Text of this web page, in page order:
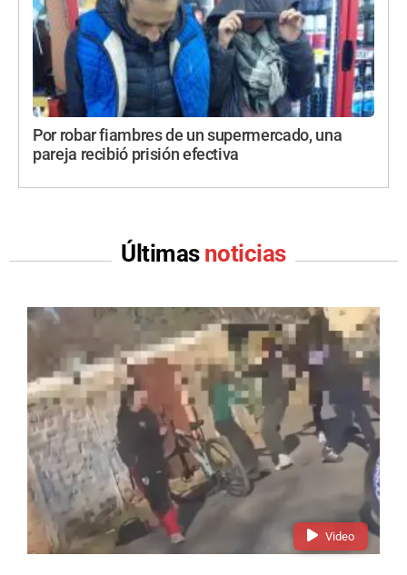
Por robar fiambres de un supermercado, una
pareja recibió prisión efectiva
Últimas noticias
Video